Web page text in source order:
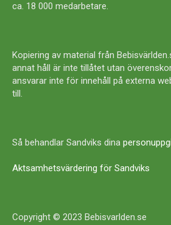
ca. 18 000 medarbetare.
Kopiering av material från
annat håll är inte tillåtet utan
ansvarar inte för innehåll på externa
till.
Så behandlar Sandviks dina
Aktsamhetsvärdering för Sandviks
Copyright © 2023 Bebisvarlden.se